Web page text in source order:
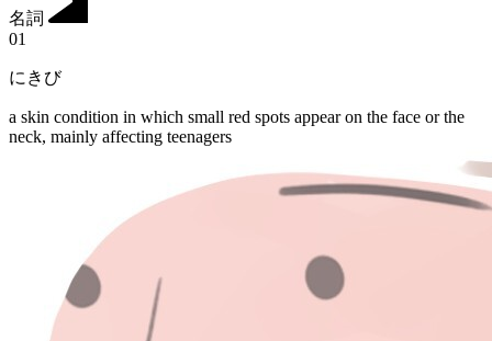
名詞
01
にきび
a skin condition in which small red spots appear on the face or the
neck, mainly affecting teenagers